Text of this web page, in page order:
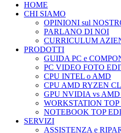
HOME
CHI SIAMO
OPINIONI sul
PARLANO DI NOI
CURRICULUM
PRODOTTI
GUIDA PC e
PC VIDEO FOTO
CPU INTEL o AMD
CPU AMD RYZEN
GPU NVIDIA vs
WORKSTATION
NOTEBOOK TOP
SERVIZI
ASSISTENZA e